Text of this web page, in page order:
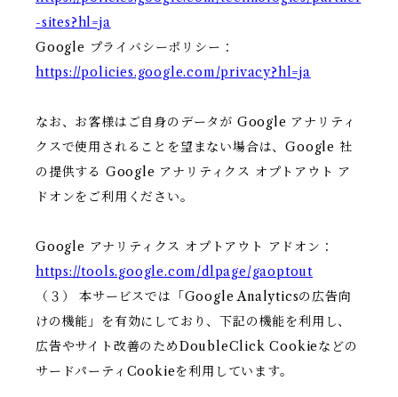
-sites?hl=ja
Google プライバシーポリシー：
https://policies.google.com/privacy?hl=ja
なお、お客様はご自身のデータが Google アナリティ
クスで使用されることを望まない場合は、Google 社
の提供する Google アナリティクス オプトアウト ア
ドオンをご利用ください。
Google アナリティクス オプトアウト アドオン：
https://tools.google.com/dlpage/gaoptout
（３） 本サービスでは「Google Analyticsの広告向
けの機能」を有効にしており、下記の機能を利用し、
広告やサイト改善のためDoubleClick Cookieなどの
サードパーティCookieを利用しています。